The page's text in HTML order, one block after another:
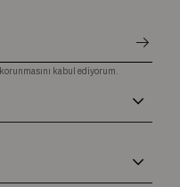
korunmasını kabul ediyorum.